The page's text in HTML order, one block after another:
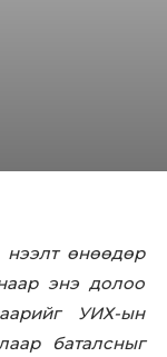
өнөөдөр
энэ долоо
УИХ-ын
баталсныг